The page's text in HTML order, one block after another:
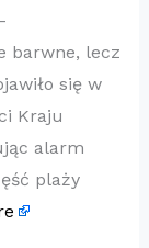
barwne, lecz
się w
Kraju
alarm
plaży